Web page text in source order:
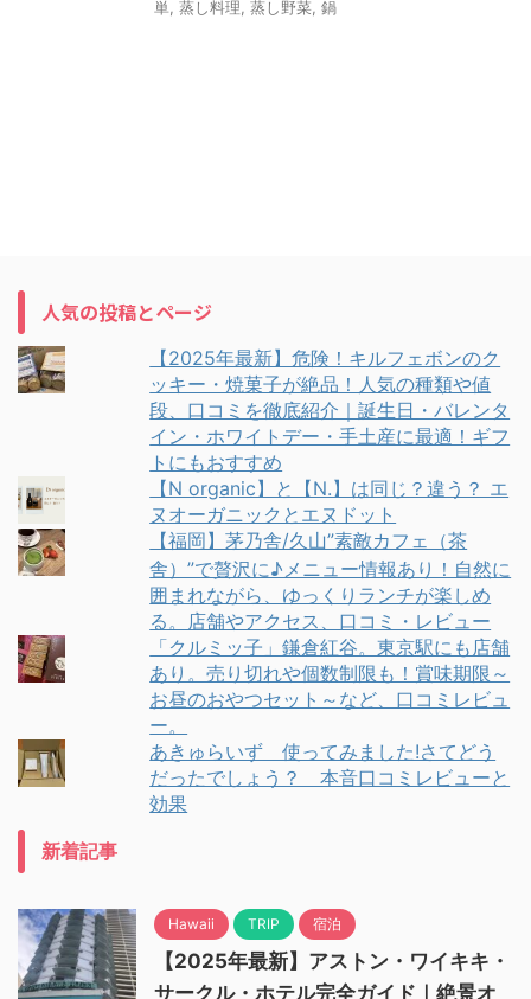
単 蒸し料理 蒸し野菜 鍋
人気の投稿とページ
【2025年最新】危険！キルフェボンのク
ッキー・焼菓子が絶品！人気の種類や値
段、口コミを徹底紹介｜誕生日・バレンタ
イン・ホワイトデー・手土産に最適！ギフ
トにもおすすめ
【N organic】と【N.】は同じ？違う？ エ
ヌオーガニックとエヌドット
【福岡】茅乃舎/久山”素敵カフェ（茶
舎）”で贅沢に♪メニュー情報あり！自然に
囲まれながら、ゆっくりランチが楽しめ
る。店舗やアクセス、口コミ・レビュー
「クルミッ子」鎌倉紅谷。東京駅にも店舗
あり。売り切れや個数制限も！賞味期限～
お昼のおやつセット～など、口コミレビュ
ー。
あきゅらいず 使ってみました!さてどう
だったでしょう？ 本音口コミレビューと
効果
新着記事
Hawaii TRIP 宿泊
【2025年最新】アストン・ワイキキ・
サークル・ホテル完全ガイド｜絶景オ